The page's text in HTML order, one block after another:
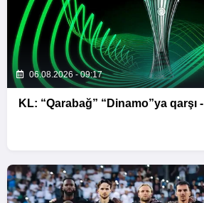
06.08.2026 - 09:17
KL: “Qarabağ” “Dinamo”ya qarşı -